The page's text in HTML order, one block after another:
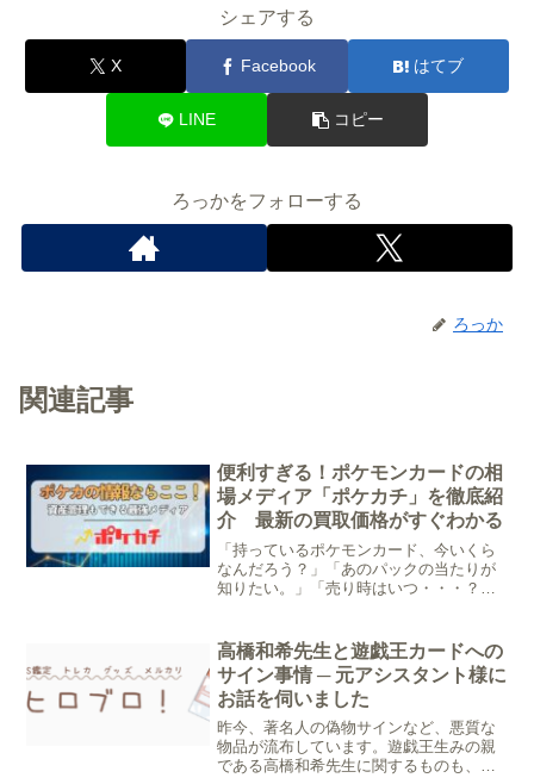
シェアする
X Facebook はてブ
LINE コピー
ろっかをフォローする
ろっか
関連記事
便利すぎる！ポケモンカードの相
場メディア「ポケカチ」を徹底紹
介 最新の買取価格がすぐわかる
「持っているポケモンカード、今いくら
なんだろう？」「あのパックの当たりが
知りたい。」「売り時はいつ・・・？」
チェックに時間をかけすぎていません
か？今回は、月間約1,00...
高橋和希先生と遊戯王カードへの
サイン事情 ─ 元アシスタント様に
お話を伺いました
昨今、著名人の偽物サインなど、悪質な
物品が流布しています。遊戯王生みの親
である高橋和希先生に関するものも、同